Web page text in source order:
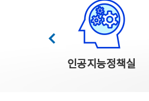
인공지능정책실
이전